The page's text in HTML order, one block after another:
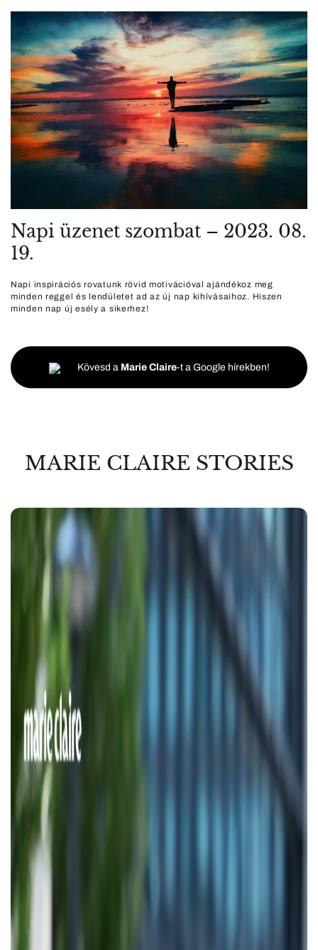
Napi üzenet szombat – 2023. 08.
19.
Napi inspirációs rovatunk rövid motivációval ajándékoz meg
minden reggel és lendületet ad az új nap kihívásaihoz. Hiszen
minden nap új esély a sikerhez!
Kövesd a Marie Claire-t a Google hírekben!
MARIE CLAIRE STORIES